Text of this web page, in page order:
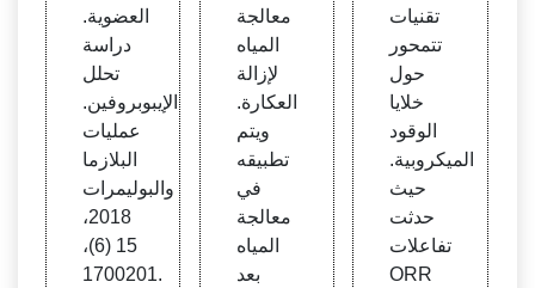
العضوية.
دراسة
تحلل
الإيبوبروفين.
عمليات
البلازما
والبوليمرات
2018،
15 (6)،
1700201.
معالجة
المياه
لإزالة
العكارة.
ويتم
تطبيقه
في
معالجة
المياه
بعد
تقنيات
تتمحور
حول
خلايا
الوقود
الميكروبية.
حيث
حدثت
تفاعلات
ORR